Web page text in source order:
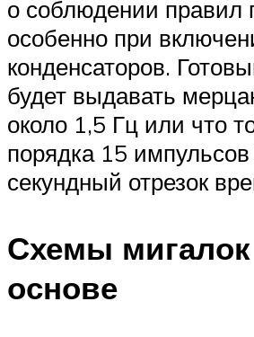
о соблюдении правил
особенно при
конденсаторов.
будет выдавать
около 1,5 Гц или что
порядка 15
секундный отрезок
Схемы
основе